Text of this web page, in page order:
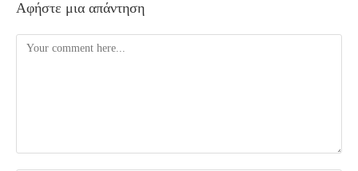
Αφήστε μια απάντηση
Comment